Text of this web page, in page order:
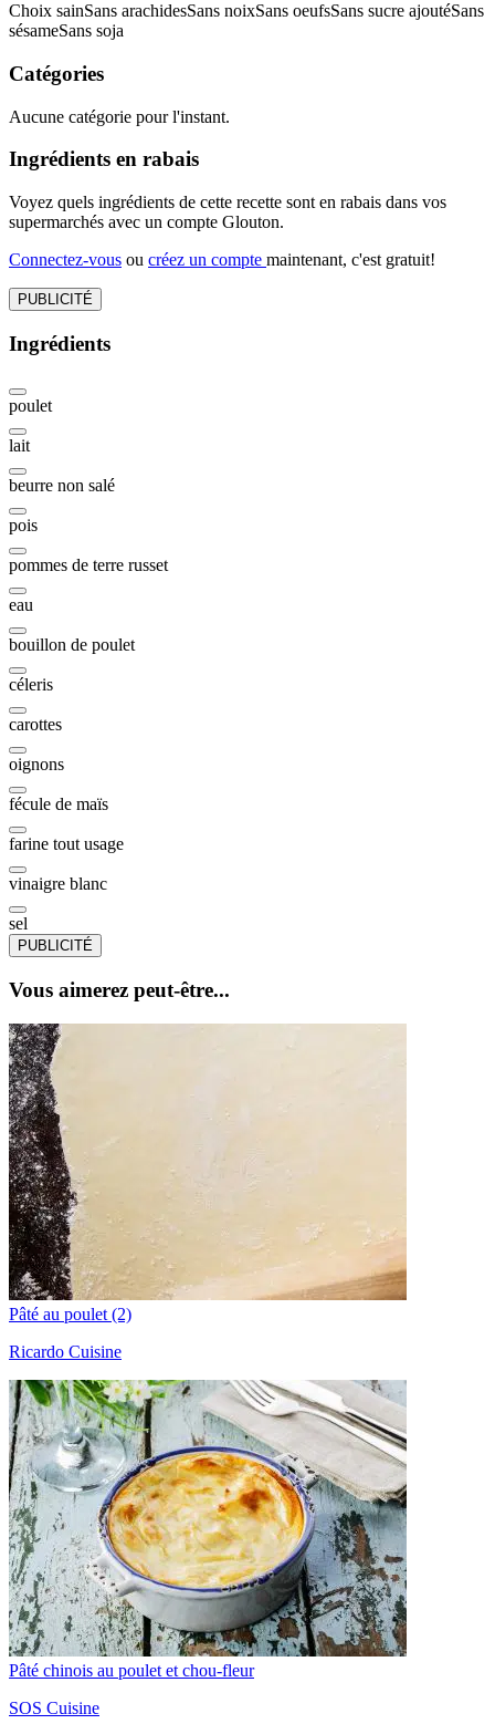
Choix sainSans arachidesSans noixSans oeufsSans sucre ajoutéSans
sésameSans soja
Catégories
Aucune catégorie pour l'instant.
Ingrédients en rabais
Voyez quels ingrédients de cette recette sont en rabais dans vos
supermarchés avec un compte Glouton.
Connectez-vous ou créez un compte maintenant, c'est gratuit!
PUBLICITÉ
Ingrédients
poulet
lait
beurre non salé
pois
pommes de terre russet
eau
bouillon de poulet
céleris
carottes
oignons
fécule de maïs
farine tout usage
vinaigre blanc
sel
PUBLICITÉ
Vous aimerez peut-être...
Pâté au poulet (2)
Ricardo Cuisine
Pâté chinois au poulet et chou-fleur
SOS Cuisine